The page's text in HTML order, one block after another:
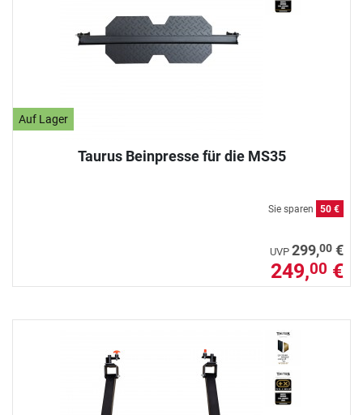
Auf Lager
Taurus Beinpresse für die MS35
Sie sparen 50 €
UVP 299,00 €
249,00 €